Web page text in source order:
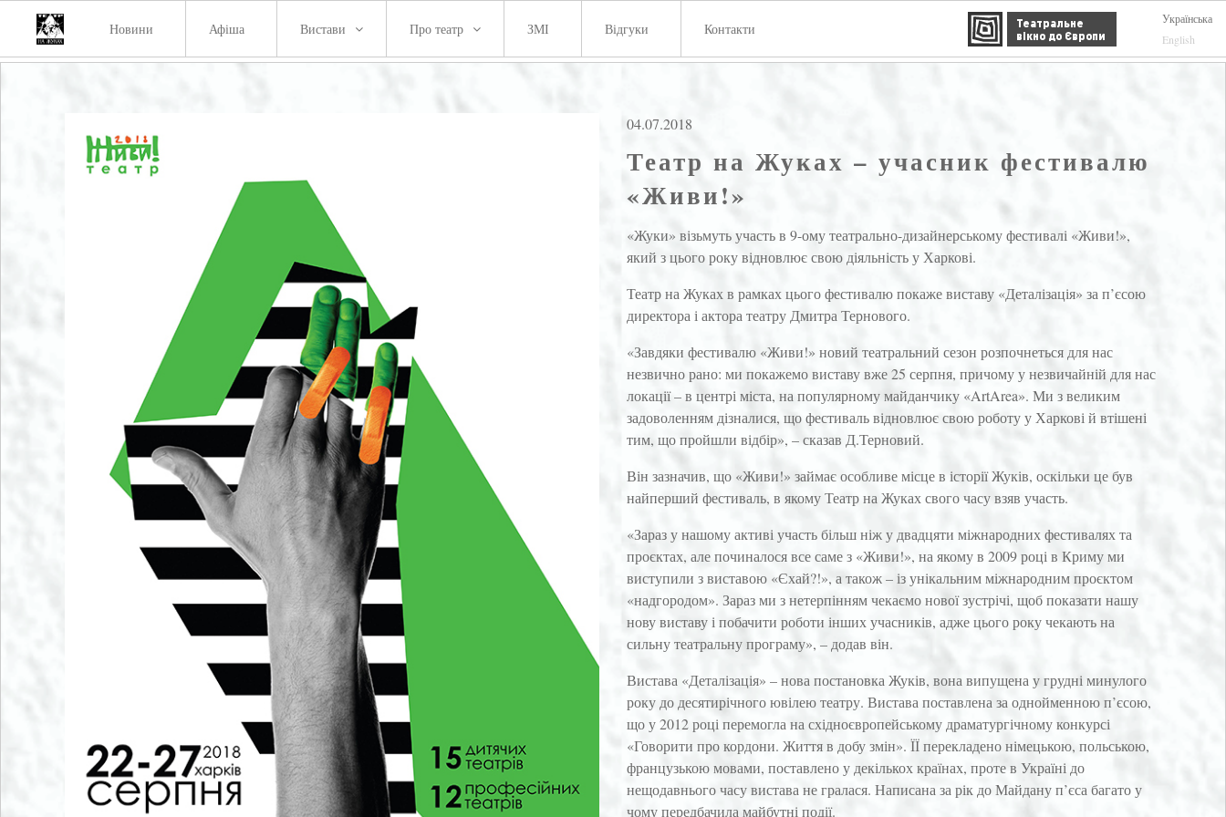
Українська
English
Новини Афіша Вистави Про театр ЗМІ Відгуки Контакти
Театральне
вікно до Європи
04.07.2018
Театр на Жуках – учасник фестивалю
«Живи!»
«Жуки» візьмуть участь в 9-ому театрально-дизайнерському фестивалі «Живи!»,
який з цього року відновлює свою діяльність у Харкові.
Театр на Жуках в рамках цього фестивалю покаже виставу «Деталізація» за п’єсою
директора і актора театру Дмитра Тернового.
«Завдяки фестивалю «Живи!» новий театральний сезон розпочнеться для нас
незвично рано: ми покажемо виставу вже 25 серпня, причому у незвичайній для нас
локації – в центрі міста, на популярному майданчику «ArtArea». Ми з великим
задоволенням дізналися, що фестиваль відновлює свою роботу у Харкові й втішені
тим, що пройшли відбір», – сказав Д.Терновий.
Він зазначив, що «Живи!» займає особливе місце в історії Жуків, оскільки це був
найперший фестиваль, в якому Театр на Жуках свого часу взяв участь.
«Зараз у нашому активі участь більш ніж у двадцяти міжнародних фестивалях та
проєктах, але починалося все саме з «Живи!», на якому в 2009 році в Криму ми
виступили з виставою «Єхай?!», а також – із унікальним міжнародним проєктом
«надгородом». Зараз ми з нетерпінням чекаємо нової зустрічі, щоб показати нашу
нову виставу і побачити роботи інших учасників, адже цього року чекають на
сильну театральну програму», – додав він.
Вистава «Деталізація» – нова постановка Жуків, вона випущена у грудні минулого
року до десятирічного ювілею театру. Вистава поставлена за однойменною п’єсою,
що у 2012 році перемогла на східноєвропейському драматургічному конкурсі
«Говорити про кордони. Життя в добу змін». ЇЇ перекладено німецькою, польською,
французькою мовами, поставлено у декількох країнах, проте в Україні до
нещодавнього часу вистава не гралася. Написана за рік до Майдану п’єса багато у
чому передбачила майбутні події.